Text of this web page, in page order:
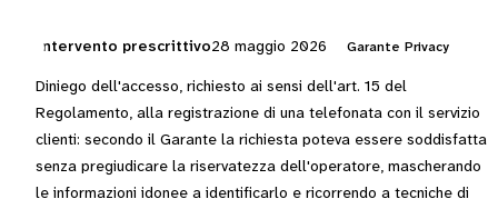
Intervento prescrittivo28 maggio 2026 Garante Privacy
Diniego dell'accesso, richiesto ai sensi dell'art. 15 del
Regolamento, alla registrazione di una telefonata con il servizio
clienti: secondo il Garante la richiesta poteva essere soddisfatta
senza pregiudicare la riservatezza dell'operatore, mascherando
le informazioni idonee a identificarlo e ricorrendo a tecniche di